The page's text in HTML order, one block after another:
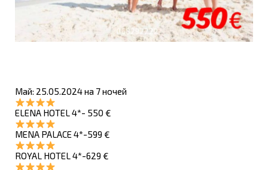
Май: 25.05.2024 на 7 ночей
ELENA HOTEL 4*- 550 €
MENA PALACE 4*-599 €
ROYAL HOTEL 4*-629 €